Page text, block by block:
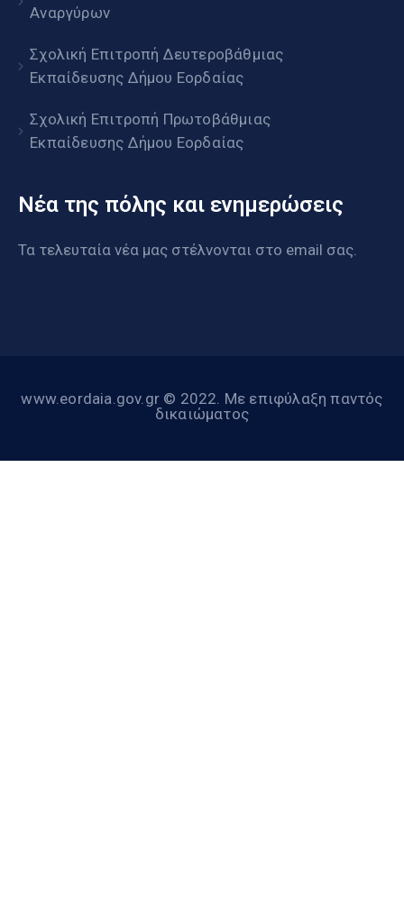
Αναργύρων
Σχολική Επιτροπή Δευτεροβάθμιας
Εκπαίδευσης Δήμου Εορδαίας
Σχολική Επιτροπή Πρωτοβάθμιας
Εκπαίδευσης Δήμου Εορδαίας
Νέα της πόλης και ενημερώσεις
Τα τελευταία νέα μας στέλνονται στο email σας.
www.eordaia.gov.gr © 2022. Με επιφύλαξη παντός
δικαιώματος